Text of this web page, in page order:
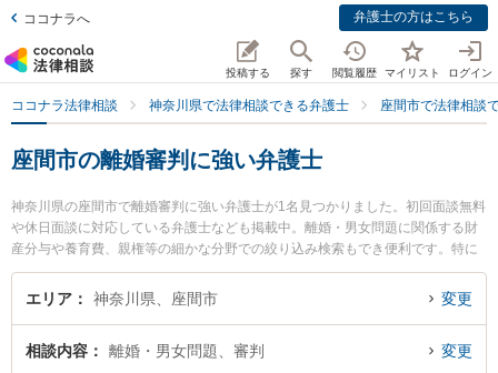
ココナラへ 弁護士の方はこちら
投稿する 探す 閲覧履歴 マイリスト ログイン
ココナラ法律相談 神奈川県で法律相談できる弁護士 座間市で法律相談
座間市の離婚審判に強い弁護士
神奈川県の座間市で離婚審判に強い弁護士が1名見つかりました。初回面談無料
や休日面談に対応している弁護士なども掲載中。離婚・男女問題に関係する財
産分与や養育費、親権等の細かな分野での絞り込み検索もでき便利です。特に
今西法律事務所の今西 隆彦弁護士のプロフィール情報や弁護士費用、強みなど
が注目されています。『座間市で土日や夜間に発生した離婚審判のトラブルを
弁護士に相談予約したい』などでお困りの相談者さんにおすすめです。
エリア 神奈川県、座間市 変更
相談内容 離婚・男女問題、審判 変更